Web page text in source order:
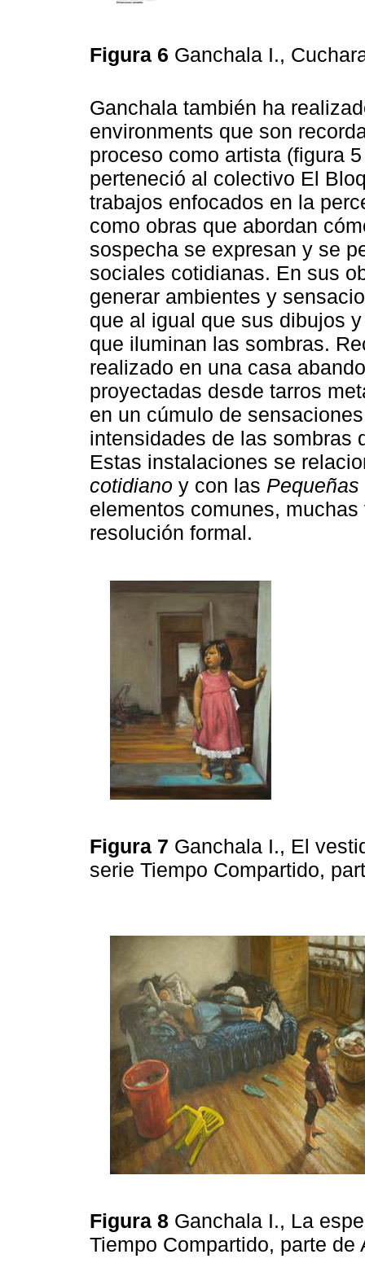
Figura 6 Ganchala I.,
Ganchala también ha
environments que son
proceso como artista (figura
perteneció al colectivo El
trabajos enfocados en la
como obras que abordan
sospecha se expresan y se
sociales cotidianas. En sus
generar ambientes y
que al igual que sus dibujos
que iluminan las sombras.
realizado en una casa
proyectadas desde tarros
en un cúmulo de
intensidades de las sombras
Estas instalaciones se
cotidiano y con las
elementos comunes,
resolución formal.
Figura 7 Ganchala I., El
serie Tiempo Compartido,
Figura 8 Ganchala I., La
Tiempo Compartido, parte